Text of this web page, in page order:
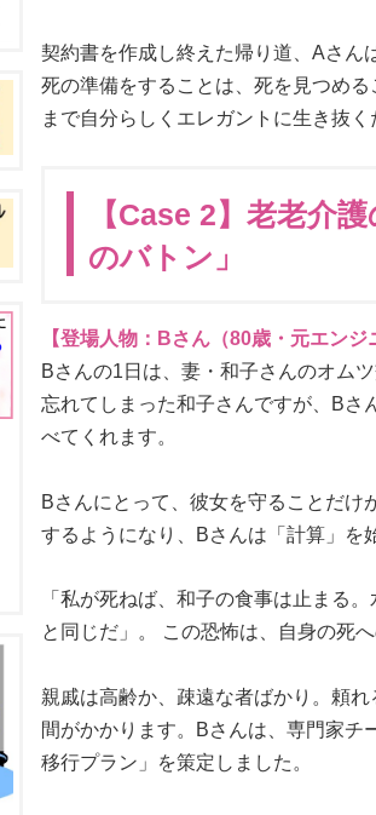
契約書を作成し終えた帰り道、Aさん
死の準備をすることは、死を見つめ
まで自分らしくエレガントに生き抜
【Case 2】老老介
のバトン」
【登場人物：Bさん（80歳・元エンジ
Bさんの1日は、妻・和子さんのオム
忘れてしまった和子さんですが、Bさ
べてくれます。
Bさんにとって、彼女を守ることだけ
するようになり、Bさんは「計算」を
「私が死ねば、和子の食事は止まる
と同じだ」。 この恐怖は、自身の死
親戚は高齢か、疎遠な者ばかり。頼
間がかかります。
Bさんは、専門家チ
移行プラン」を策定しました。